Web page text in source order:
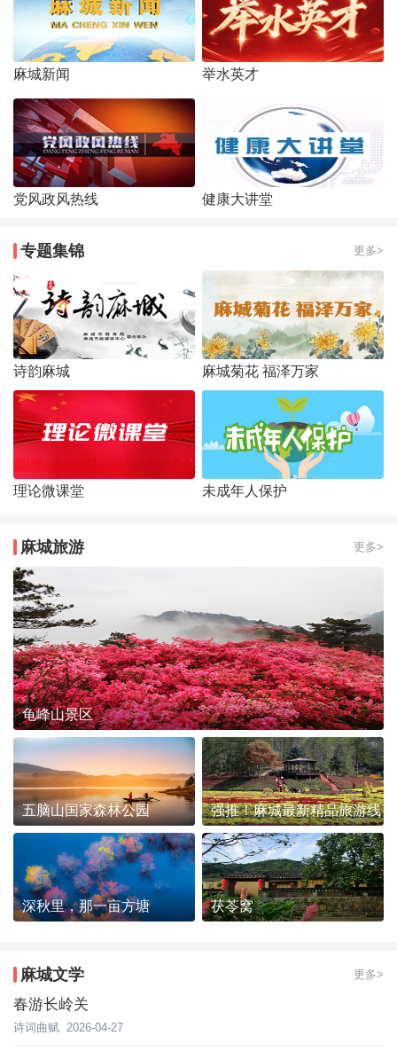
麻城新闻 举水英才
党风政风热线 健康大讲堂
专题集锦 更多>
诗韵麻城 麻城菊花 福泽万家
理论微课堂 未成年人保护
麻城旅游 更多>
龟峰山景区
五脑山国家森林公园 强推！麻城最新精品旅游线
路发布~
深秋里，那一亩方塘 茯苓窝
麻城文学 更多>
春游长岭关
诗词曲赋 2026-04-27